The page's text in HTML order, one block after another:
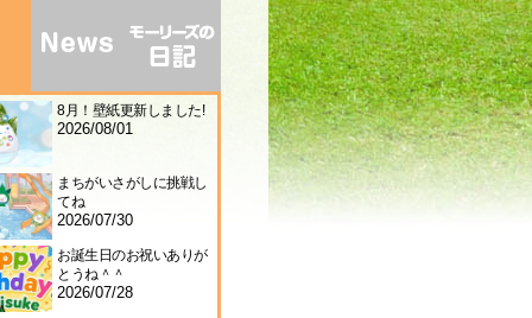
8月！壁紙更新しました!
2026/08/01
まちがいさがしに挑戦し
てね
2026/07/30
お誕生日のお祝いありが
とうね＾＾
2026/07/28